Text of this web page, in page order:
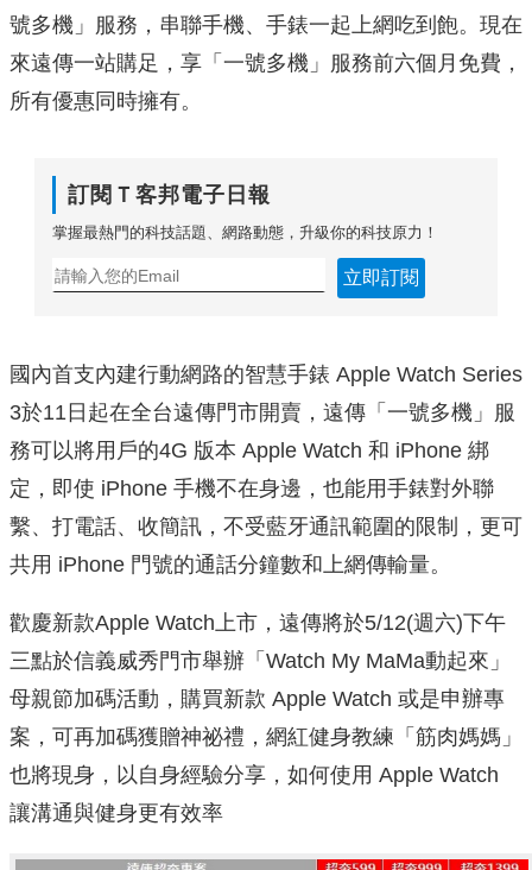
號多機」服務，串聯手機、手錶一起上網吃到飽。現在
來遠傳一站購足，享「一號多機」服務前六個月免費，
所有優惠同時擁有。
訂閱Ｔ客邦電子日報
掌握最熱門的科技話題、網路動態，升級你的科技原力！
立即訂閱
國內首支內建行動網路的智慧手錶 Apple Watch Series
3於11日起在全台遠傳門市開賣，遠傳「一號多機」服
務可以將用戶的4G 版本 Apple Watch 和 iPhone 綁
定，即使 iPhone 手機不在身邊，也能用手錶對外聯
繫、打電話、收簡訊，不受藍牙通訊範圍的限制，更可
共用 iPhone 門號的通話分鐘數和上網傳輸量。
歡慶新款Apple Watch上市，遠傳將於5/12(週六)下午
三點於信義威秀門市舉辦「Watch My MaMa動起來」
母親節加碼活動，購買新款 Apple Watch 或是申辦專
案，可再加碼獲贈神祕禮，網紅健身教練「筋肉媽媽」
也將現身，以自身經驗分享，如何使用 Apple Watch
讓溝通與健身更有效率